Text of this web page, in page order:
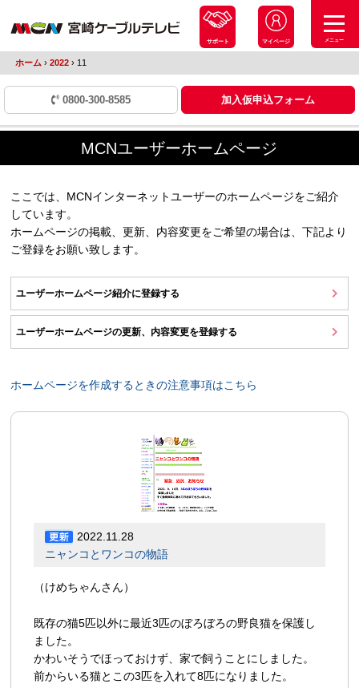
サポート マイページ メニュー
ホーム › 2022 ›11
0800-300-8585 加入仮申込フォーム
MCNユーザーホームページ
ここでは、MCNインターネットユーザーのホームページをご紹介
しています。
ホームページの掲載、更新、内容変更をご希望の場合は、下記より
ご登録をお願い致します。
ユーザーホームページ紹介に登録する
ユーザーホームページの更新、内容変更を登録する
ホームページを作成するときの注意事項はこちら
2022.11.28
ニャンコとワンコの物語
（けめちゃんさん）
既存の猫5匹以外に最近3匹のぼろぼろの野良猫を保護し
ました。
かわいそうでほっておけず、家で飼うことにしました。
前からいる猫とこの3匹を入れて8匹になりました。